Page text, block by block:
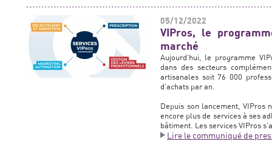
05/12/2022
VIPros, le
marché
Aujourd’hui, le programme
dans des secteurs
artisanales soit 76 000
d’achats par an.
Depuis son lancement, VIPros
encore plus de services à ses
bâtiment. Les services VIPros
Lire le communiqué de